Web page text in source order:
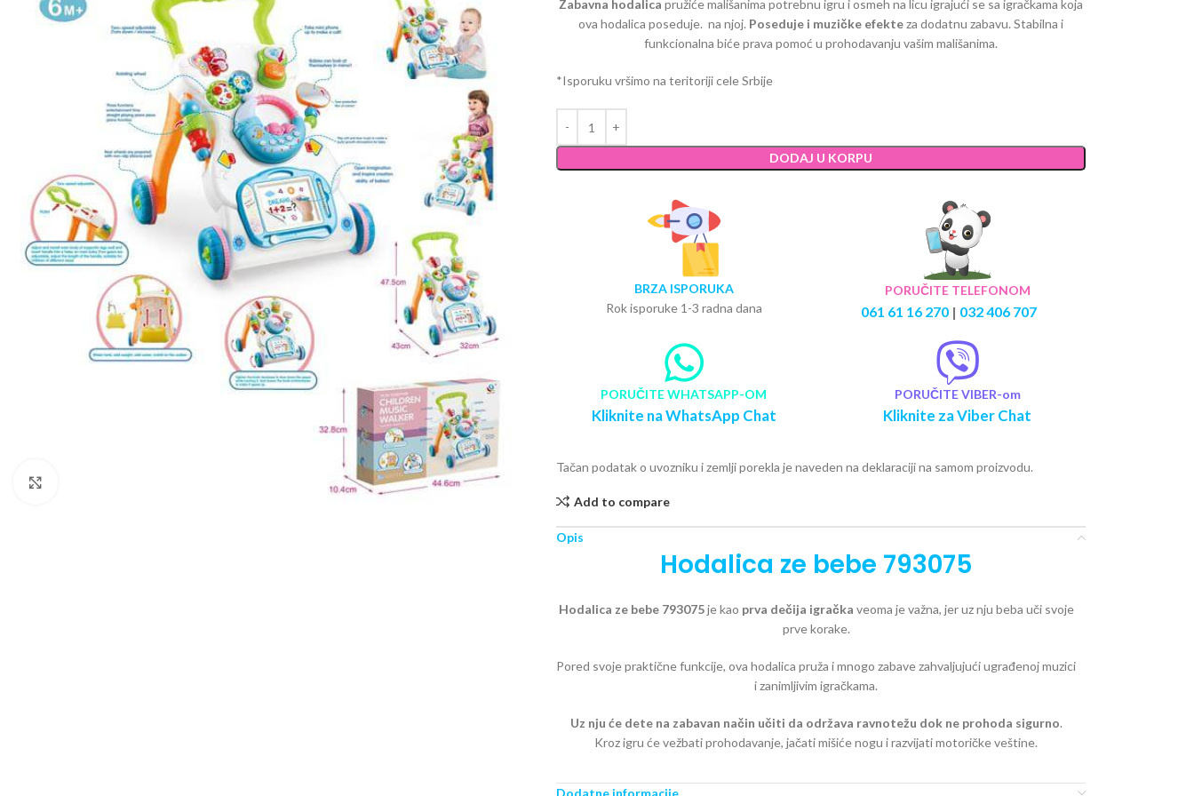
Zabavna hodalica pružiće mališanima potrebnu igru i osmeh na licu igrajući se sa igračkama koja
ova hodalica poseduje. na njoj. Poseduje i muzičke efekteza dodatnu zabavu. Stabilna i
funkcionalna biće prava pomoć u prohodavanju vašim mališanima.
*Isporuku vršimo na teritoriji cele Srbije
DODAJ U KORPU
BRZA ISPORUKA
Rok isporuke 1-3 radna dana
PORUČITE TELEFONOM
061 61 16 270| 032 406 707
PORUČITE WHATSAPP-OM
Kliknite na WhatsApp Chat
PORUČITE VIBER-om
Kliknite za Viber Chat
Tačan podatak o uvozniku i zemlji porekla je naveden na deklaraciji na samom proizvodu.
Add to compare
Opis
Hodalica ze bebe 793075
Hodalica ze bebe 793075je kao prva dečija igračka veoma je važna, jer uz nju beba uči svoje
prve korake.
Pored svoje praktične funkcije, ova hodalica pruža i mnogo zabave zahvaljujući ugrađenoj muzici
i zanimljivim igračkama.
Uz nju će dete na zabavan način učiti da održava ravnotežu dok ne prohoda sigurno.
Kroz igru će vežbati prohodavanje, jačati mišiće nogu i razvijati motoričke veštine.
Osnovne karakteristike:
Dodatne informacije